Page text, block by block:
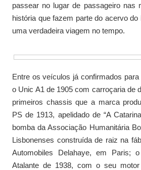
passear no lugar de passageiro nas
história que fazem parte do acervo
uma verdadeira viagem no tempo.
Entre os veículos já confirmados
o Unic A1 de 1905 com carroçaria de
primeiros chassis que a marca
PS de 1913, apelidado de “A
bomba da Associação Humanitária
Lisbonenses construída de raiz na
Automobiles Delahaye, em Paris;
Atalante de 1938, com o seu